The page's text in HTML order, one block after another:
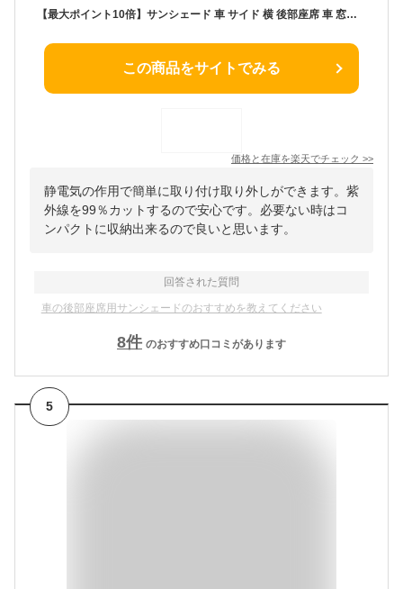
【最大ポイント10倍】サンシェード 車 サイド 横 後部座席 車 窓日よけ 車用 カー用品 静電気式 カーシェード UVカット 日よけ カーサンシェード 簡単着脱 遮光 断熱 車用サンシェード 車内の目隠し 目印 収納バッグ付き 4枚セット ゆうパケット3
この商品をサイトでみる
価格と在庫を楽天でチェック >>
静電気の作用で簡単に取り付け取り外しができます。紫
外線を99％カットするので安心です。必要ない時はコ
ンパクトに収納出来るので良いと思います。
回答された質問
車の後部座席用サンシェードのおすすめを教えてください
8件 のおすすめ口コミがあります
5